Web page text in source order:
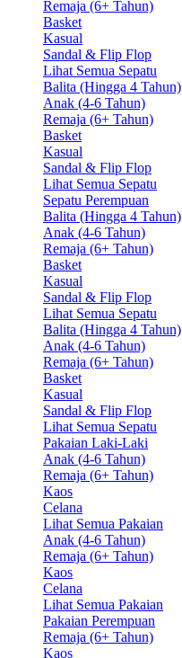
Remaja (6+ Tahun)
Basket
Kasual
Sandal & Flip Flop
Lihat Semua Sepatu
Balita (Hingga 4 Tahun)
Anak (4-6 Tahun)
Remaja (6+ Tahun)
Basket
Kasual
Sandal & Flip Flop
Lihat Semua Sepatu
Sepatu Perempuan
Balita (Hingga 4 Tahun)
Anak (4-6 Tahun)
Remaja (6+ Tahun)
Basket
Kasual
Sandal & Flip Flop
Lihat Semua Sepatu
Balita (Hingga 4 Tahun)
Anak (4-6 Tahun)
Remaja (6+ Tahun)
Basket
Kasual
Sandal & Flip Flop
Lihat Semua Sepatu
Pakaian Laki-Laki
Anak (4-6 Tahun)
Remaja (6+ Tahun)
Kaos
Celana
Lihat Semua Pakaian
Anak (4-6 Tahun)
Remaja (6+ Tahun)
Kaos
Celana
Lihat Semua Pakaian
Pakaian Perempuan
Remaja (6+ Tahun)
Kaos